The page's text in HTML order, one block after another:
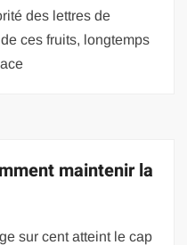
des lettres de
ces fruits, longtemps
maintenir la
sur cent atteint le cap